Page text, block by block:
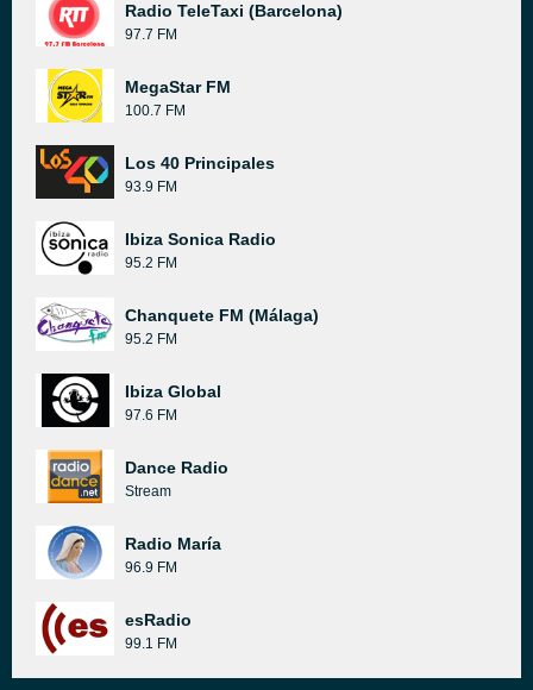
Radio TeleTaxi (Barcelona)
97.7 FM
MegaStar FM
100.7 FM
Los 40 Principales
93.9 FM
Ibiza Sonica Radio
95.2 FM
Chanquete FM (Málaga)
95.2 FM
Ibiza Global
97.6 FM
Dance Radio
Stream
Radio María
96.9 FM
esRadio
99.1 FM